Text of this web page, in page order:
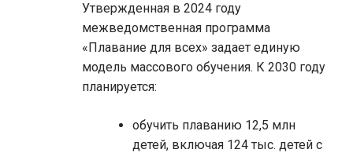
Утвержденная в 2024 году
межведомственная программа
«Плавание для всех» задает единую
модель массового обучения. К 2030 году
планируется:
обучить плаванию 12,5 млн
детей, включая 124 тыс. детей с